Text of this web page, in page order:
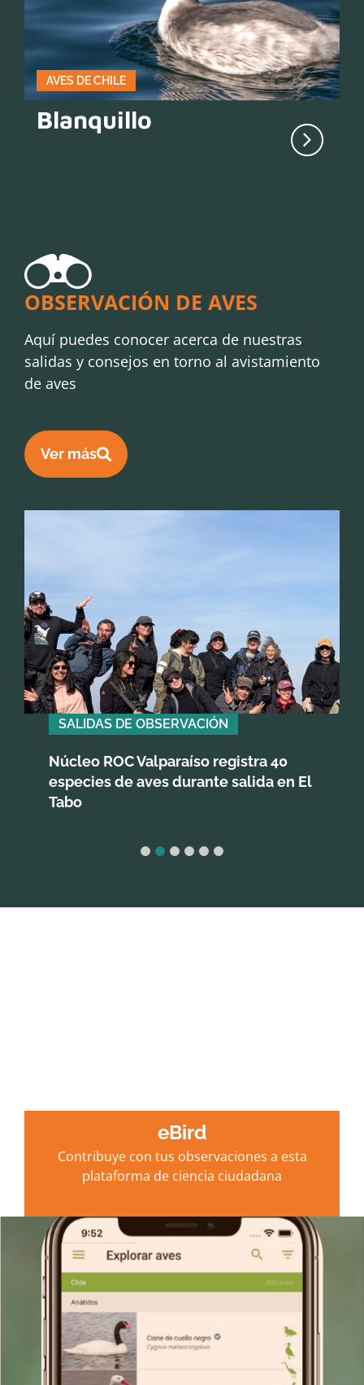
AVES DE CHILE
Blanquillo
OBSERVACIÓN DE AVES
Aquí puedes conocer acerca de nuestras
salidas y consejos en torno al avistamiento
de aves
Ver más
SALIDAS DE OBSERVACIÓN
Núcleo ROC Valparaíso registra 40
especies de aves durante salida en El
Tabo
4 5 6
eBird
Contribuye con tus observaciones a esta
plataforma de ciencia ciudadana